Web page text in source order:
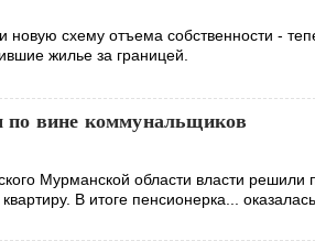
новую схему отъема собственности -
жилье за границей.
по вине коммунальщиков
Мурманской области власти решили
В итоге пенсионерка...